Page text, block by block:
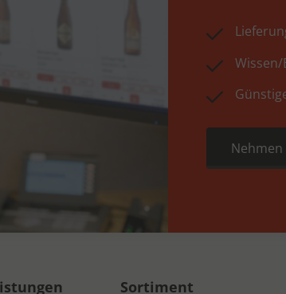
Nehmen
Sortiment